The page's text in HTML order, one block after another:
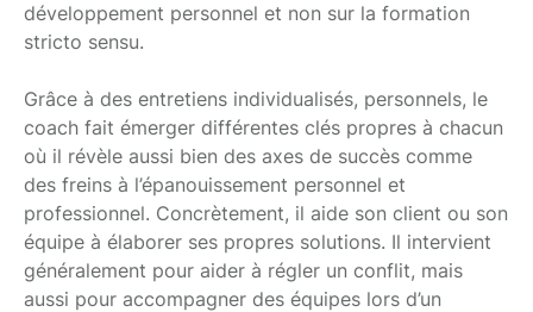
développement personnel et non sur la formation
stricto sensu.
Grâce à des entretiens individualisés, personnels, le
coach fait émerger différentes clés propres à chacun
où il révèle aussi bien des axes de succès comme
des freins à l’épanouissement personnel et
professionnel. Concrètement, il aide son client ou son
équipe à élaborer ses propres solutions. Il intervient
généralement pour aider à régler un conflit, mais
aussi pour accompagner des équipes lors d’un